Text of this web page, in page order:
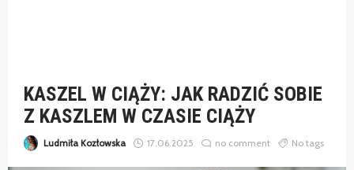
KASZEL W CIĄŻY: JAK RADZIĆ SOBIE
Z KASZLEM W CZASIE CIĄŻY
Ludmiła Kozłowska 17.06.2025 no comment No tags